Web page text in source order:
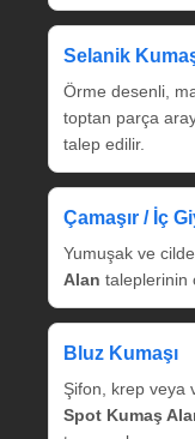
Selanik
Örme desenli,
toptan parça
talep edilir.
Çamaşır / İç
Yumuşak ve
Alan taleplerinin
Bluz Kumaşı
Şifon, krep veya
Spot Kumaş